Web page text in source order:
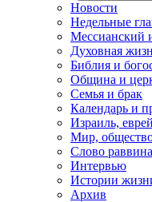
Новости
Недельные
Мессианский
Духовная
Библия и
Община и
Семья и брак
Календарь и
Израиль,
Мир,
Слово раввина
Интервью
Истории
Архив